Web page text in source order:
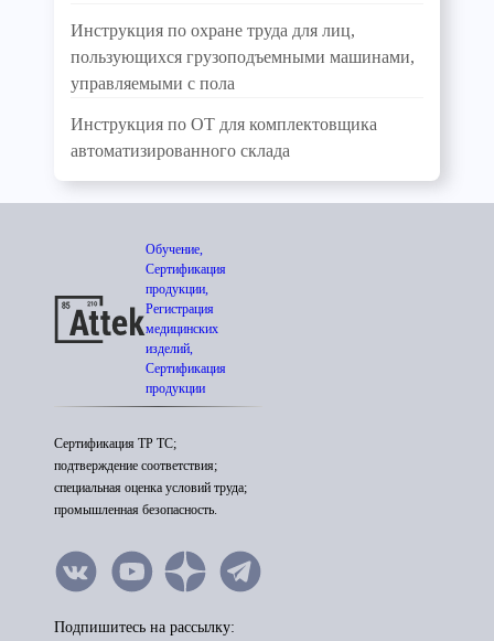
Инструкция по охране труда для лиц,
пользующихся грузоподъемными машинами,
управляемыми с пола
Инструкция по ОТ для комплектовщика
автоматизированного склада
Обучение,
Сертификация
продукции,
Регистрация
медицинских
изделий,
Сертификация
продукции
Сертификация ТР ТС;
подтверждение соответствия;
специальная оценка условий труда;
промышленная безопасность.
Подпишитесь на рассылку: